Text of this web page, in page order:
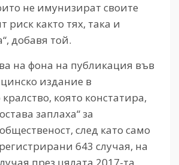
не имунизират своите
риск както тях, така и
добавя той.
на фона на публикация във
издание в
която констатира,
заплаха“ за
след като само
643 случая, на